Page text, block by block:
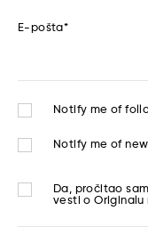
E-pošta*
Notify me of
Notify me of
Da, pročitao sam
vesti o Originalu